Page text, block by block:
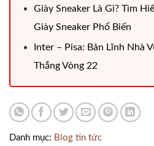
Giày Sneaker Là Gì? Tìm
Giày Sneaker Phổ Biến
Inter – Pisa: Bản Lĩnh Nhà
Thắng Vòng 22
Danh mục: Blog tin tức